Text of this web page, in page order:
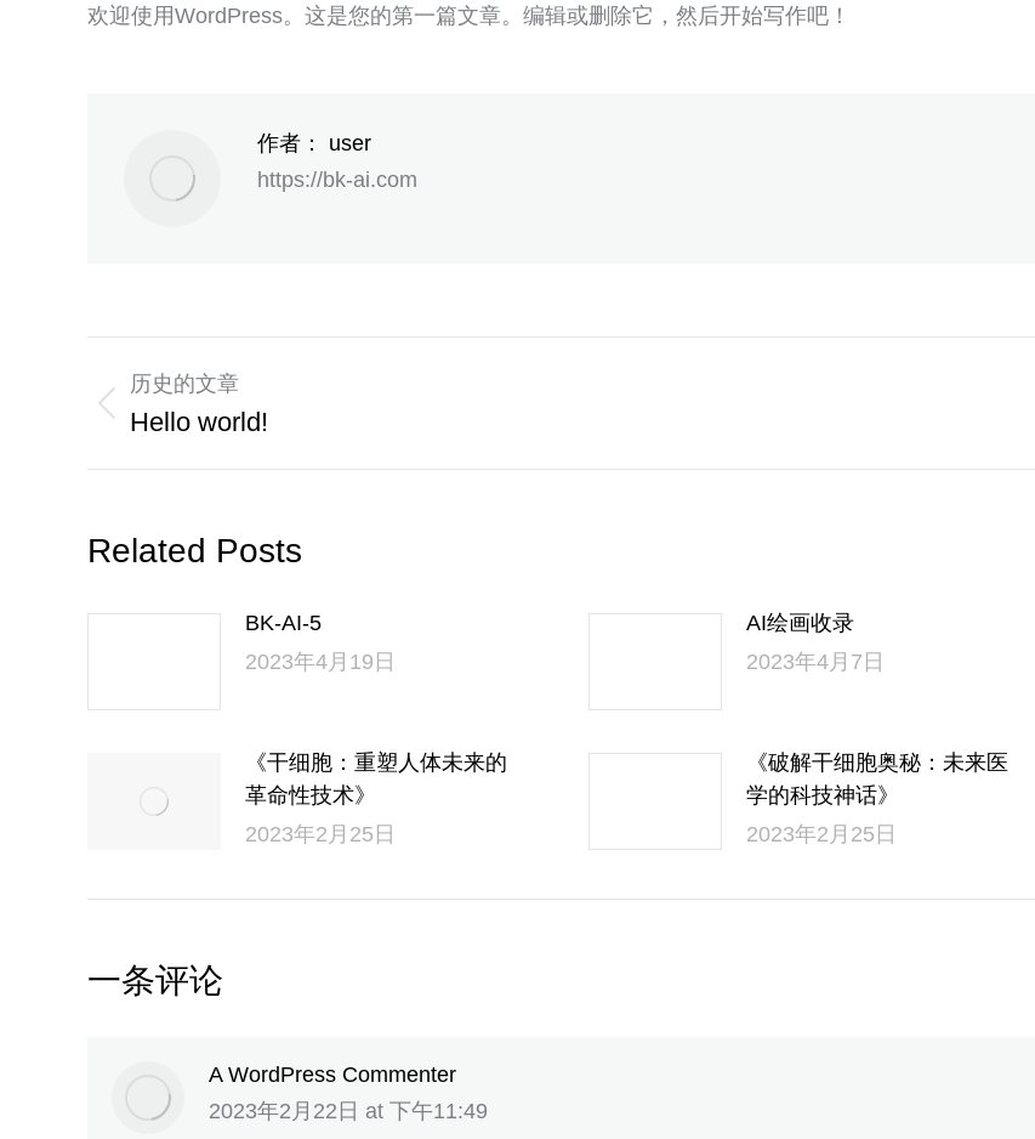
欢迎使用WordPress。这是您的第一篇文章。编辑或删除它，然后开始写作吧！
作者：
user
https://bk-ai.com
历史的文章
Hello world!
Related Posts
BK-AI-5
2023年4月19日
AI绘画收录
2023年4月7日
《干细胞：重塑人体未来的
革命性技术》
2023年2月25日
《破解干细胞奥秘：未来医
学的科技神话》
2023年2月25日
一条评论
A WordPress Commenter
表
2023年2月22日 at 下午11:49